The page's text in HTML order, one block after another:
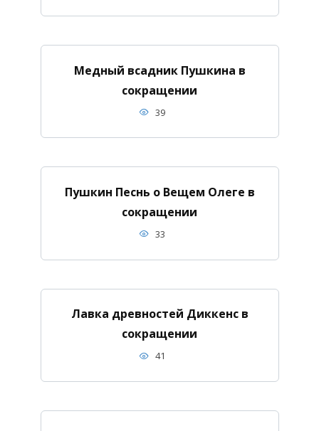
Медный всадник Пушкина в
сокращении
39
Пушкин Песнь о Вещем Олеге в
сокращении
33
Лавка древностей Диккенс в
сокращении
41